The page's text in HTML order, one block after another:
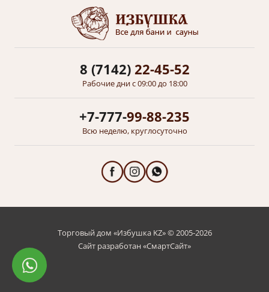
8 (7142)22-45-52
Рабочие дни с 09:00 до 18:00
+7-777-99-88-235
Всю неделю, круглосуточно
Торговый дом «Избушка KZ» © 2005-2026
Сайт разработан «СмартСайт»